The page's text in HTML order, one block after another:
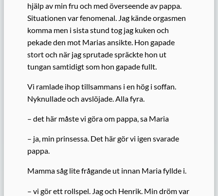
hjälp av min fru och med överseende av pappa.
Situationen var fenomenal. Jag kände orgasmen
komma men i sista stund tog jag kuken och
pekade den mot Marias ansikte. Hon gapade
stort och när jag sprutade spräckte hon ut
tungan samtidigt som hon gapade fullt.
Vi ramlade ihop tillsammans i en hög i soffan.
Nyknullade och avslöjade. Alla fyra.
– det här måste vi göra om pappa, sa Maria
– ja, min prinsessa. Det här gör vi igen svarade
pappa.
Mamma såg lite frågande ut innan Maria fyllde i.
– vi gör ett rollspel. Jag och Henrik. Min dröm var